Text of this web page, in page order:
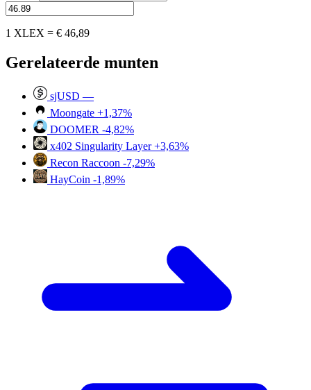
1 XLEX = € 46,89
Gerelateerde munten
sjUSD —
Moongate +1,37%
DOOMER -4,82%
x402 Singularity Layer +3,63%
Recon Raccoon -7,29%
HayCoin -1,89%